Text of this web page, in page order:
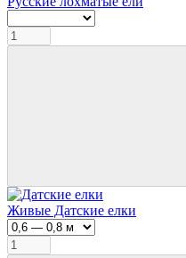
Живые Датские елки